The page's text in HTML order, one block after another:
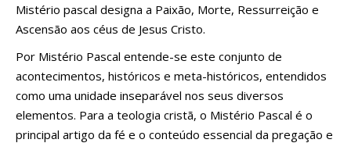
Mistério pascal designa a Paixão, Morte, Ressurreição e
Ascensão aos céus de Jesus Cristo.
Por Mistério Pascal entende-se este conjunto de
acontecimentos, históricos e meta-históricos, entendidos
como uma unidade inseparável nos seus diversos
elementos. Para a teologia cristã, o Mistério Pascal é o
principal artigo da fé e o conteúdo essencial da pregação e